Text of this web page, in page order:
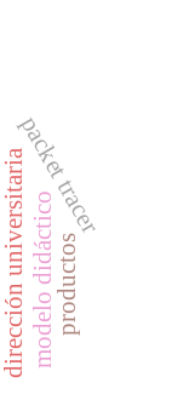
dirección universitariapacket tracer
modelo didácticoproductos